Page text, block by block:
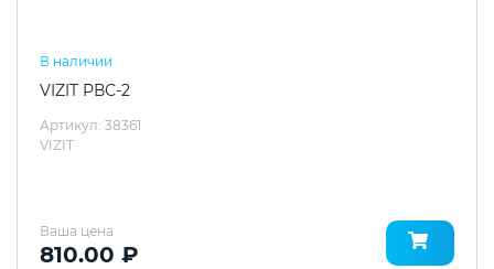
В наличии
VIZIT РВС-2
Артикул: 38361
VIZIT
Ваша цена
810.00 ₽